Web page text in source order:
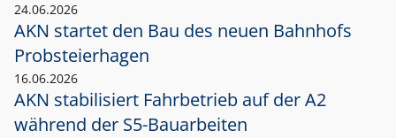
24.06.2026
AKN startet den Bau des neuen Bahnhofs
Probsteierhagen
16.06.2026
AKN stabilisiert Fahrbetrieb auf der A2
während der S5-Bauarbeiten